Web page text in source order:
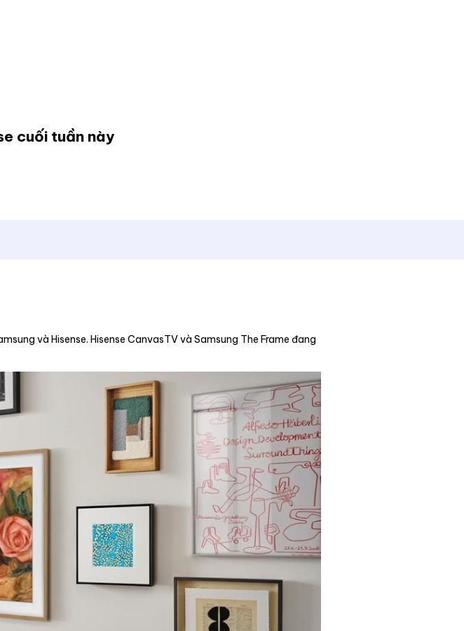
cuối tuần này
và Hisense. Hisense CanvasTV và Samsung The Frame đang